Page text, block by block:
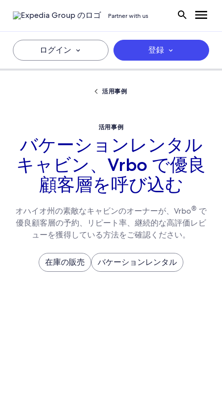
Partner with us
ログイン 登録
活用事例
活用事例
バケーションレンタル
キャビン、Vrbo で優良
顧客層を呼び込む
オハイオ州の素敵なキャビンのオーナーが、Vrbo® で
優良顧客層の予約、リピート率、継続的な高評価レビ
ューを獲得している方法をご確認ください。
在庫の販売 バケーションレンタル